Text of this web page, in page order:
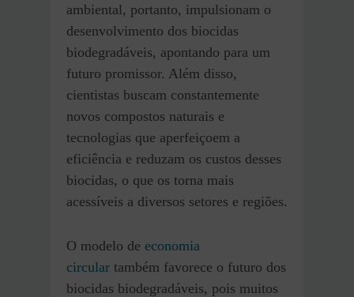
ambiental, portanto, impulsionam o
desenvolvimento dos biocidas
biodegradáveis, apontando para um
futuro promissor. Além disso,
cientistas buscam constantemente
novos compostos naturais e
tecnologias que aperfeiçoem a
eficiência e reduzam os custos desses
biocidas, o que os torna mais
acessíveis a diversos setores e regiões.
O modelo de economia
circular também favorece o futuro dos
biocidas biodegradáveis, pois muitos